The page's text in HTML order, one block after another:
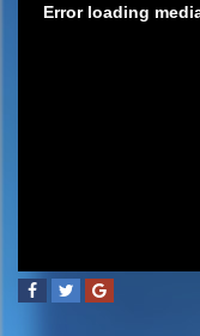
Error loading